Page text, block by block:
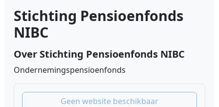
Stichting Pensioenfonds
NIBC
Over Stichting Pensioenfonds NIBC
Ondernemingspensioenfonds
Geen website beschikbaar